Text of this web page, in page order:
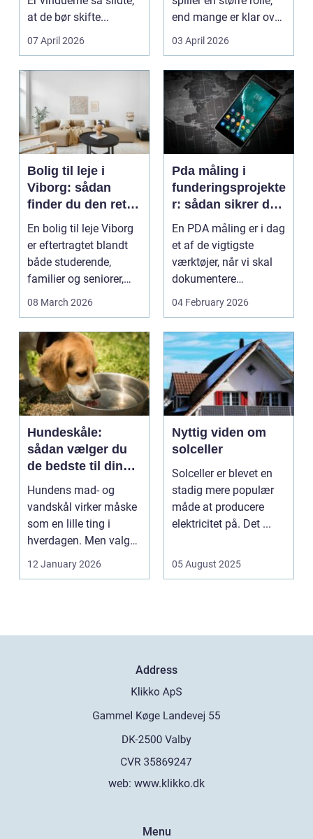
at de bør skifte...
07 April 2026
end mange er klar over.
Litauen er et n...
03 April 2026
Bolig til leje i
Viborg: sådan
finder du den rette
lejlighed
En bolig til leje Viborg
er eftertragtet blandt
både studerende,
familier og seniorer,
fordi b...
08 March 2026
Pda måling i
funderingsprojekte
r: sådan sikrer du
dokumenteret
bæreevne
En PDA måling er i dag
et af de vigtigste
værktøjer, når vi skal
dokumentere
bæreevnen af pæle til
04 February 2026
Hundeskåle:
sådan vælger du
de bedste til din
hund
Hundens mad- og
vandskål virker måske
som en lille ting i
hverdagen. Men valg
af sk&arin...
12 January 2026
Nyttig viden om
solceller
Solceller er blevet en
stadig mere populær
måde at producere
elektricitet på. Det ...
05 August 2025
Address
web: www.klikko.dk
Menu